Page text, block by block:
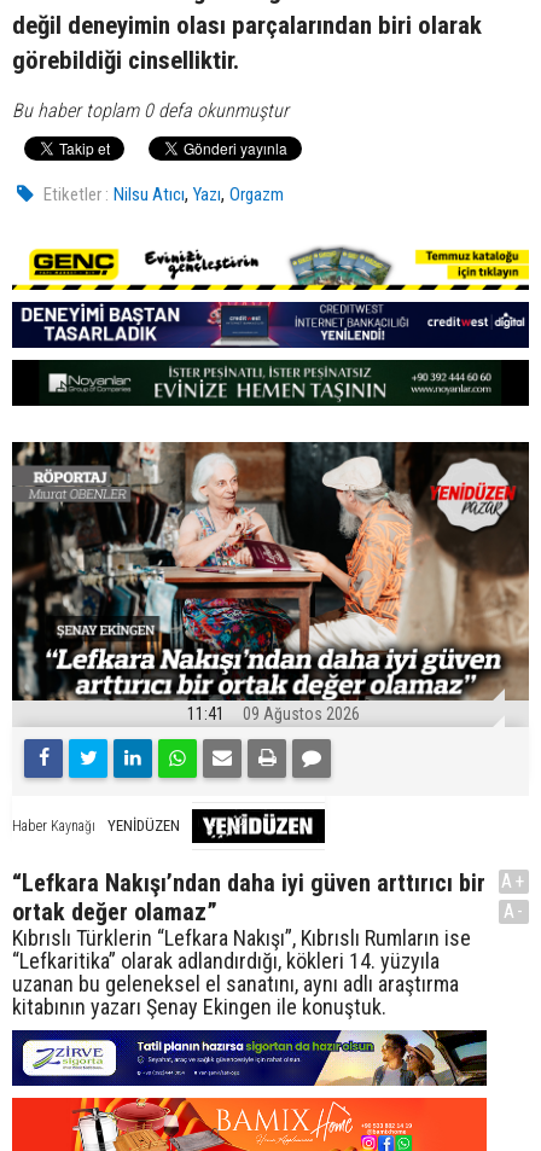
değil deneyimin olası parçalarından biri olarak
görebildiği cinselliktir.
Bu haber toplam 0 defa okunmuştur
Etiketler : Nilsu Atıcı,Yazı,Orgazm
11:41 09 Ağustos 2026
Haber Kaynağı YENİDÜZEN
“Lefkara Nakışı’ndan daha iyi güven arttırıcı bir
ortak değer olamaz”
Kıbrıslı Türklerin “Lefkara Nakışı”, Kıbrıslı Rumların ise
“Lefkaritika” olarak adlandırdığı, kökleri 14. yüzyıla
uzanan bu geleneksel el sanatını, aynı adlı araştırma
kitabının yazarı Şenay Ekingen ile konuştuk.
A+
A-